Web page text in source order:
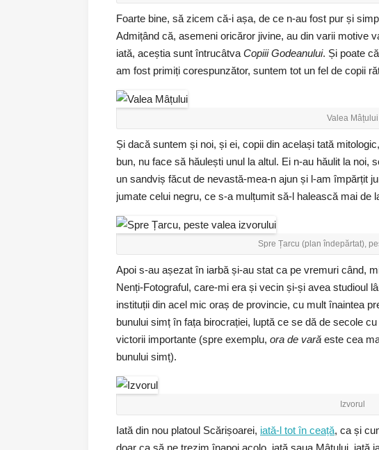
Foarte bine, să zicem că-i așa, de ce n-au fost pur și
Admițând că, asemeni oricăror jivine, au din varii motive
iată, aceștia sunt întrucâtva Copiii Godeanului. Și poate
am fost primiți corespunzător, suntem tot un fel de copii
Valea Mâțului
Și dacă suntem și noi, și ei, copii din același tată
bun, nu face să hăulești unul la altul. Ei n-au hăulit la
un sandviș făcut de nevastă-mea-n ajun și l-am împărțit
jumate celui negru, ce s-a mulțumit să-l halească mai de
Spre Țarcu (plan îndepărtat),
Apoi s-au așezat în iarbă și-au stat ca pe vremuri când,
Nenți-Fotograful, care-mi era și vecin și-și avea studioul
instituții din acel mic oraș de provincie, cu mult înaintea
bunului simț în fața birocrației, luptă ce se dă de secole
victorii importante (spre exemplu, ora de vară este cea
bunului simț).
Izvorul
Iată din nou platoul Scărișoarei, iată-l tot în ceață, ca și
doar ca să ne trezim înapoi acolo, iată șaua Mâțului, iată